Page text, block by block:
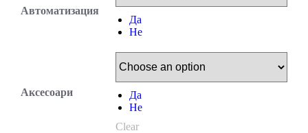
Автоматизация
Да
Не
Аксесоари
Да
Не
Clear